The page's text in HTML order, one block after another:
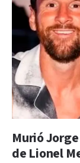
Murió
de Lionel